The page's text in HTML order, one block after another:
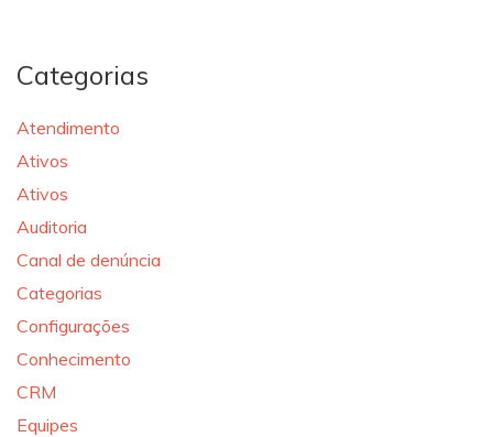
Categorias
Atendimento
Ativos
Ativos
Auditoria
Canal de denúncia
Categorias
Configurações
Conhecimento
CRM
Equipes